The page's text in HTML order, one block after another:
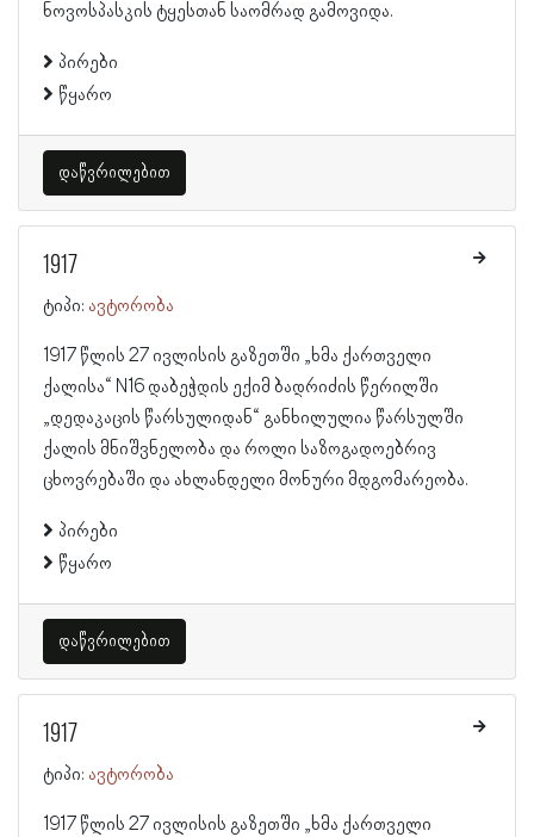
ნოვოსპასკის ტყესთან საომრად გამოვიდა.
პირები
წყარო
დაწვრილებით
1917
ტიპი: ავტორობა
1917 წლის 27 ივლისის გაზეთში „ხმა ქართველი
ქალისა“ N16 დაბეჭდის ექიმ ბადრიძის წერილში
„დედაკაცის წარსულიდან“ განხილულია წარსულში
ქალის მნიშვნელობა და როლი საზოგადოებრივ
ცხოვრებაში და ახლანდელი მონური მდგომარეობა.
პირები
წყარო
დაწვრილებით
1917
ტიპი: ავტორობა
1917 წლის 27 ივლისის გაზეთში „ხმა ქართველი